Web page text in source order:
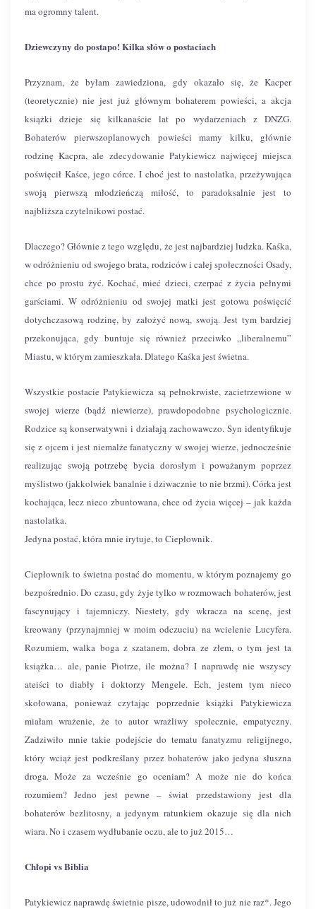
ma ogromny talent.
Dziewczyny do postapo! Kilka słów o postaciach
Przyznam, że byłam zawiedziona, gdy okazało się, że Kacper
(teoretycznie) nie jest już głównym bohaterem powieści, a akcja
książki dzieje się kilkanaście lat po wydarzeniach z DNZG.
Bohaterów pierwszoplanowych powieści mamy kilku, głównie
rodzinę Kacpra, ale zdecydowanie Patykiewicz najwięcej miejsca
poświęcił Kaśce, jego córce. I choć jest to nastolatka, przeżywająca
swoją pierwszą młodzieńczą miłość, to paradoksalnie jest to
najbliższa czytelnikowi postać.
Dlaczego? Głównie z tego względu, że jest najbardziej ludzka. Kaśka,
w odróżnieniu od swojego brata, rodziców i całej społeczności Osady,
chce po prostu żyć. Kochać, mieć dzieci, czerpać z życia pełnymi
garściami. W odróżnieniu od swojej matki jest gotowa poświęcić
dotychczasową rodzinę, by założyć nową, swoją. Jest tym bardziej
przekonująca, gdy buntuje się również przeciwko „liberalnemu”
Miastu, w którym zamieszkała. Dlatego Kaśka jest świetna.
Wszystkie postacie Patykiewicza są pełnokrwiste, zacietrzewione w
swojej wierze (bądź niewierze), prawdopodobne psychologicznie.
Rodzice są konserwatywni i działają zachowawczo. Syn identyfikuje
się z ojcem i jest niemalże fanatyczny w swojej wierze, jednocześnie
realizując swoją potrzebę bycia dorosłym i poważanym poprzez
myślistwo (jakkolwiek banalnie i dziwacznie to nie brzmi). Córka jest
kochająca, lecz nieco zbuntowana, chce od życia więcej – jak każda
nastolatka.
Jedyna postać, która mnie irytuje, to Ciepłownik.
Ciepłownik to świetna postać do momentu, w którym poznajemy go
bezpośrednio. Do czasu, gdy żyje tylko w rozmowach bohaterów, jest
fascynujący i tajemniczy. Niestety, gdy wkracza na scenę, jest
kreowany (przynajmniej w moim odczuciu) na wcielenie Lucyfera.
Rozumiem, walka boga z szatanem, dobra ze złem, o tym jest ta
książka… ale, panie Piotrze, ile można? I naprawdę nie wszyscy
ateiści to diabły i doktorzy Mengele. Ech, jestem tym nieco
skołowana, ponieważ czytając poprzednie książki Patykiewicza
miałam wrażenie, że to autor wrażliwy społecznie, empatyczny.
Zadziwiło mnie takie podejście do tematu fanatyzmu religijnego,
który wciąż jest podkreślany przez bohaterów jako jedyna słuszna
droga. Może za wcześnie go oceniam? A może nie do końca
rozumiem? Jedno jest pewne – świat przedstawiony jest dla
bohaterów bezlitosny, a jedynym ratunkiem okazuje się dla nich
wiara. No i czasem wydłubanie oczu, ale to już 2015…
Chłopi vs Biblia
Patykiewicz naprawdę świetnie pisze, udowodnił to już nie raz*. Jego